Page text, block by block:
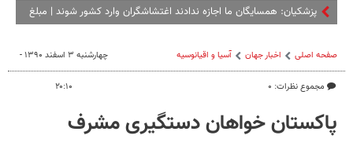
پزشکیان: همسایگان ما اجازه ندادند اغتشاشگران وارد کشور شوند | مبلغ
صفحه اصلی اخبار جهان آسیا و اقیانوسیه
مجموع نظرات: ۰
چهارشنبه ۳ اسفند ۱۳۹۰ -
۲۰:۱۰
پاکستان خواهان دستگیری مشرف